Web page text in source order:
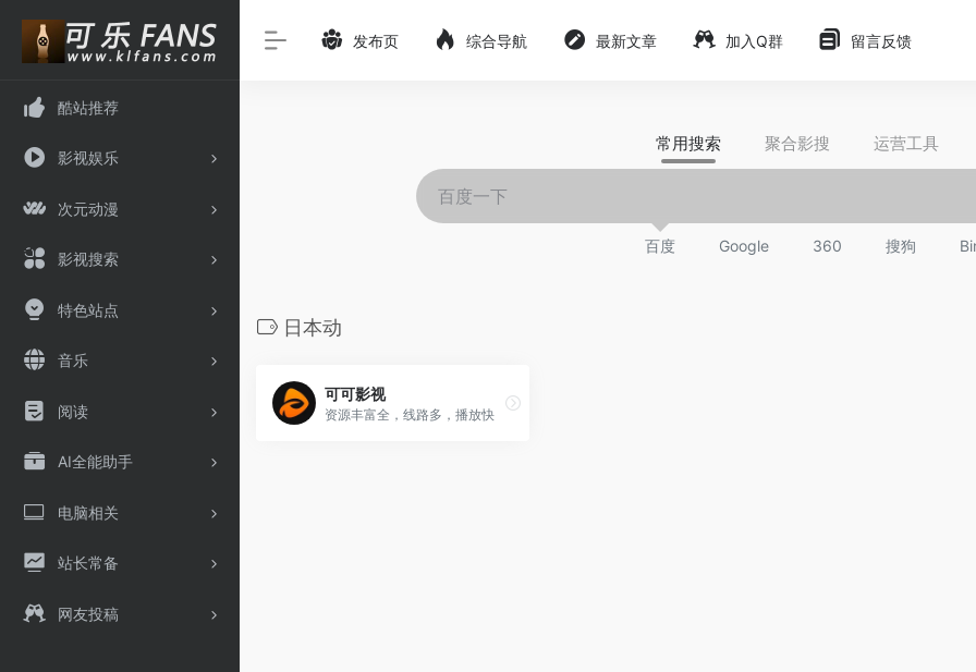
酷站推荐
影视娱乐
次元动漫
影视搜索
特色站点
音乐
阅读
AI全能助手
电脑相关
站长常备
网友投稿
发布页 综合导航 最新文章 加入Q群 留言反馈
常用搜索 聚合影搜 运营工具
百度 Google 360 搜狗
日本动
可可影视
资源丰富全，线路多，播放快